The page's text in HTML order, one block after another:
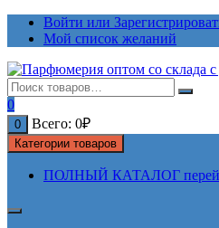
ПерейтиВойти или
Мой список желаний
0
0 Всего: 0₽
Категории товаров
ПОЛНЫЙ КАТАЛОГ